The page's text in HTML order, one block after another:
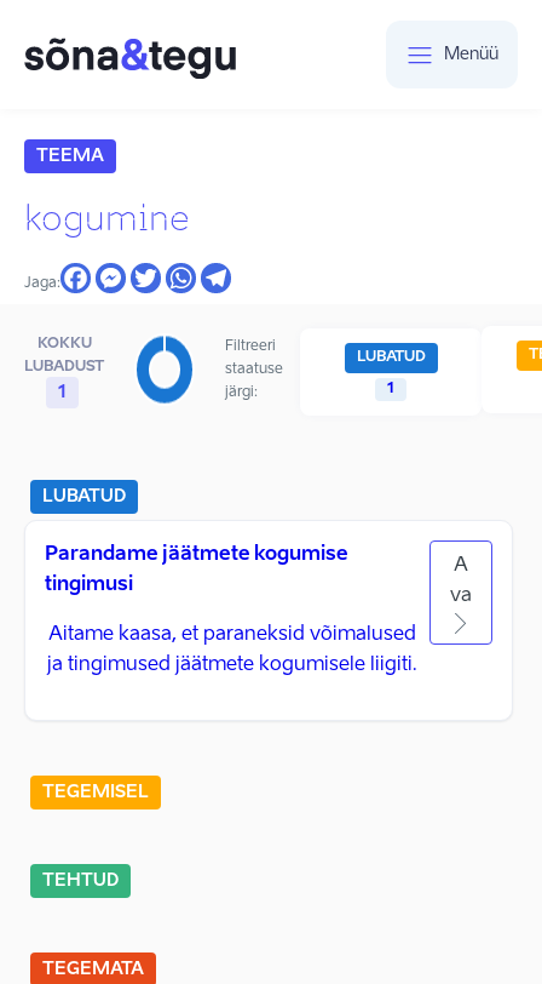
Menüü
TEEMA
kogumine
Jaga:
KOKKU
LUBADUST
1
Filtreeri
staatuse
järgi:
LUBATUD
1
LUBATUD
Parandame jäätmete kogumise
tingimusi
Aitame kaasa, et paraneksid võimalused
ja tingimused jäätmete kogumisele liigiti.
A
va
TEGEMISEL
TEHTUD
TEGEMATA